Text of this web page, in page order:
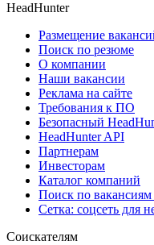
HeadHunter
Размещение
Поиск по резюме
О компании
Наши вакансии
Реклама на сайте
Требования к ПО
Безопасный
HeadHunter API
Партнерам
Инвесторам
Каталог компаний
Поиск по
Сетка: соцсеть для
Соискателям